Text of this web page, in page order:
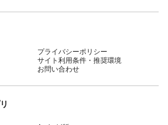
プライバシーポリシー
サイト利用条件・推奨環境
お問い合わせ